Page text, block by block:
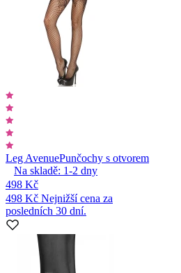
Leg AvenuePunčochy s otvorem
Na skladě: 1-2 dny
498 Kč
498 Kč Nejnižší cena za
posledních 30 dní.